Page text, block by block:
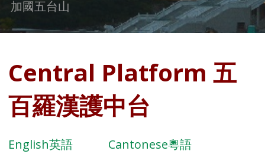
加國五台山
Central Platform 五
百羅漢護中台
English英語 Cantonese粵語